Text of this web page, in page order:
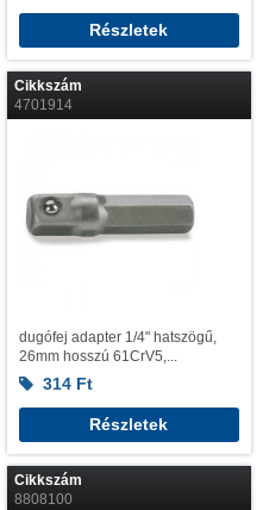
Részletek
Cikkszám
4701914
dugófej adapter 1/4" hatszögű,
26mm hosszú 61CrV5,...
314 Ft
Részletek
Cikkszám
8808100